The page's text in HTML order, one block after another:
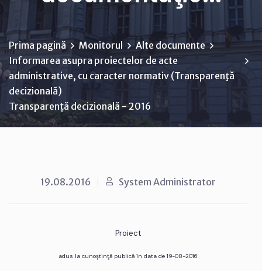
Prima pagină Monitorul
Alte documente
Informarea asupra proiectelor de acte
administrative, cu caracter normativ (Transparenţă
decizională)
Transparență decizională - 2016
19.08.2016 System Administrator
Proiect
adus la cunoştinţă publică în data de 19-08-2016